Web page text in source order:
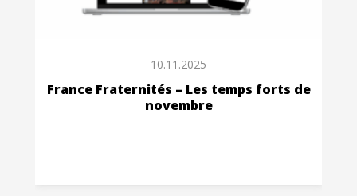
10.11.2025
France Fraternités – Les temps forts de
novembre